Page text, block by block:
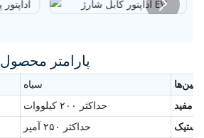
پارامتر محصول
سیاه
پین‌ها
حداکثر ۲۰۰ کیلووات
مفید
حداکثر ۲۵۰ آمپر